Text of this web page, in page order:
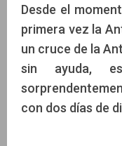
Desde el
primera vez la
un cruce de la
sin ayuda,
con dos días de